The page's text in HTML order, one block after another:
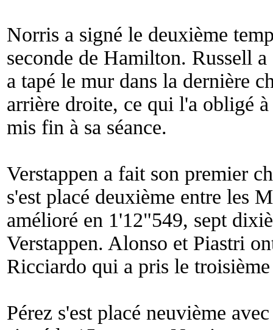
Norris a signé le deuxième
seconde de Hamilton. Russell
a tapé le mur dans la dernière
arrière droite, ce qui l'a obligé
mis fin à sa séance.
Verstappen a fait son premier
s'est placé deuxième entre les
amélioré en 1'12"549, sept
Verstappen. Alonso et Piastri
Ricciardo qui a pris le
Pérez s'est placé neuvième